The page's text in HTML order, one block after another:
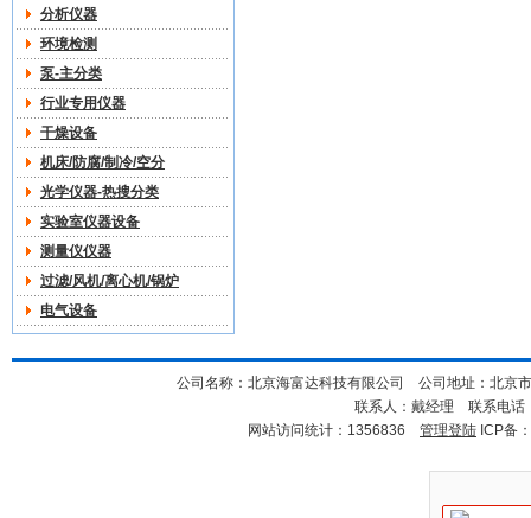
分析仪器
环境检测
泵-主分类
行业专用仪器
干燥设备
机床/防腐/制冷/空分
光学仪器-热搜分类
实验室仪器设备
测量仪仪器
过滤/风机/离心机/锅炉
电气设备
公司名称：北京海富达科技有限公司 公司地址：北京
联系人：戴经理 联系电
网站访问统计：1356836 管理登陆 ICP备：